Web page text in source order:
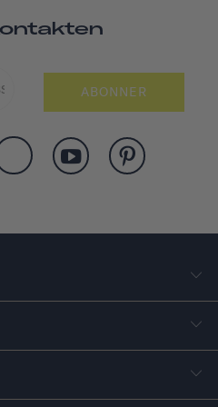
ABONNER